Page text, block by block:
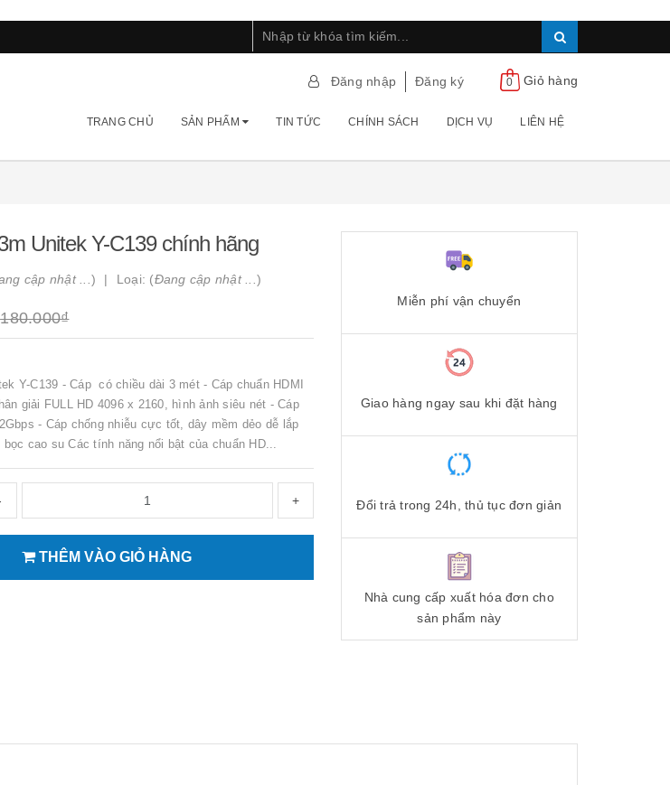
Đăng nhập Đăng ký 0 Giỏ hàng
TRANG CHỦ SẢN PHẨM TIN TỨC CHÍNH SÁCH DỊCH VỤ LIÊN HỆ
Unitek Y-C139 chính hãng
cập nhật ... ) Loại: (Đang cập nhật ... )
180.000₫
Y-C139 - Cáp có chiều dài 3 mét - Cáp chuẩn HDMI
giải FULL HD 4096 x 2160, hình ảnh siêu nét - Cáp
- Cáp chống nhiễu cực tốt, dây mềm dẻo dễ lắp
cao su Các tính năng nổi bật của chuẩn HD...
+
THÊM VÀO GIỎ HÀNG
Miễn phí vận chuyển
Giao hàng ngay sau khi đặt hàng
Đổi trả trong 24h, thủ tục đơn giản
Nhà cung cấp xuất hóa đơn cho
sản phẩm này